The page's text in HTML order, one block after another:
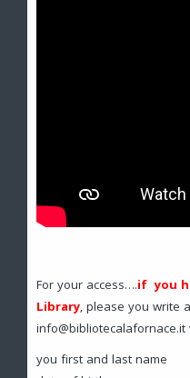
For your access….if you
Library, please you write
info@bibliotecalafornace.it
you first and last name